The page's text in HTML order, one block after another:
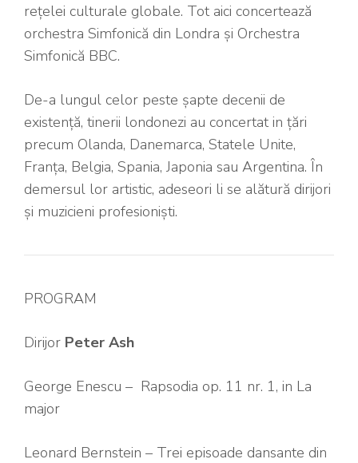
rețelei culturale globale. Tot aici concertează
orchestra Simfonică din Londra și Orchestra
Simfonică BBC.
De-a lungul celor peste șapte decenii de
existență, tinerii londonezi au concertat in țări
precum Olanda, Danemarca, Statele Unite,
Franța, Belgia, Spania, Japonia sau Argentina. În
demersul lor artistic, adeseori li se alătură dirijori
și muzicieni profesioniști.
PROGRAM
Dirijor Peter Ash
George Enescu – Rapsodia op. 11 nr. 1, in La
major
Leonard Bernstein – Trei episoade dansante din